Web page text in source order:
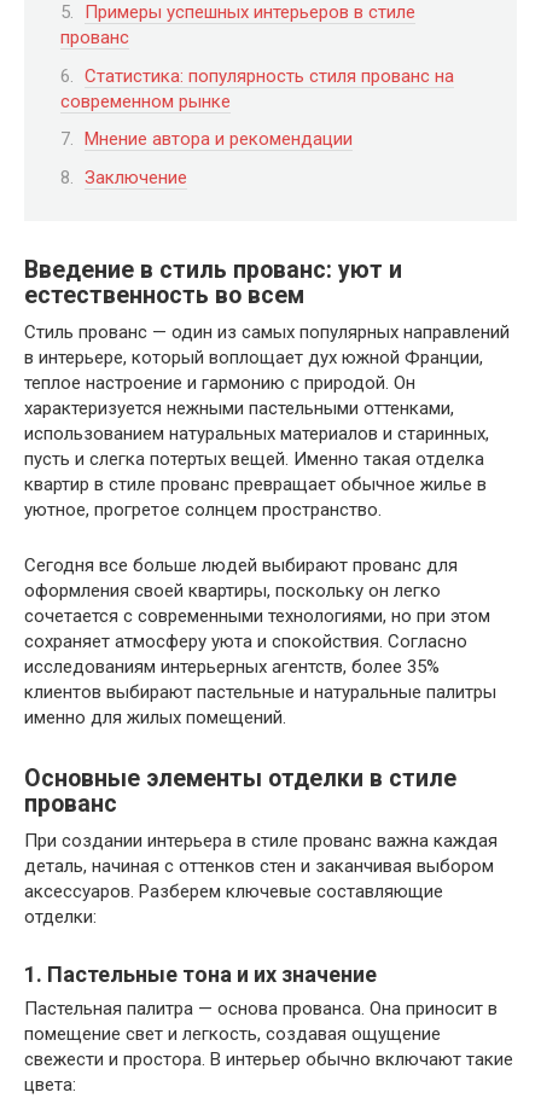
Примеры успешных интерьеров в стиле
прованс
Статистика: популярность стиля прованс на
современном рынке
Мнение автора и рекомендации
Заключение
Введение в стиль прованс: уют и
естественность во всем
Стиль прованс — один из самых популярных направлений
в интерьере, который воплощает дух южной Франции,
теплое настроение и гармонию с природой. Он
характеризуется нежными пастельными оттенками,
использованием натуральных материалов и старинных,
пусть и слегка потертых вещей. Именно такая отделка
квартир в стиле прованс превращает обычное жилье в
уютное, прогретое солнцем пространство.
Сегодня все больше людей выбирают прованс для
оформления своей квартиры, поскольку он легко
сочетается с современными технологиями, но при этом
сохраняет атмосферу уюта и спокойствия. Согласно
исследованиям интерьерных агентств, более 35%
клиентов выбирают пастельные и натуральные палитры
именно для жилых помещений.
Основные элементы отделки в стиле
прованс
При создании интерьера в стиле прованс важна каждая
деталь, начиная с оттенков стен и заканчивая выбором
аксессуаров. Разберем ключевые составляющие
отделки:
1. Пастельные тона и их значение
Пастельная палитра — основа прованса. Она приносит в
помещение свет и легкость, создавая ощущение
свежести и простора. В интерьер обычно включают такие
цвета: